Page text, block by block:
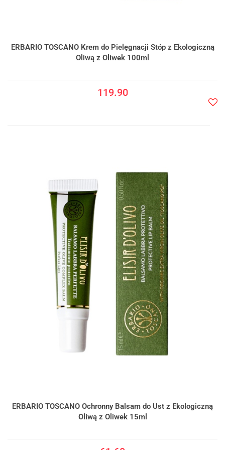
ERBARIO TOSCANO Krem do Pielęgnacji Stóp z Ekologiczną
Oliwą z Oliwek 100ml
119.90
ERBARIO TOSCANO Ochronny Balsam do Ust z Ekologiczną
Oliwą z Oliwek 15ml